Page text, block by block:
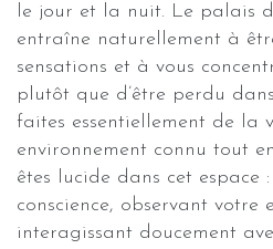
le jour et la nuit. Le palais
entraîne naturellement à
sensations et à vous
plutôt que d’être perdu
faites essentiellement de la
environnement connu tout
êtes lucide dans cet espace
conscience, observant votre
interagissant doucement